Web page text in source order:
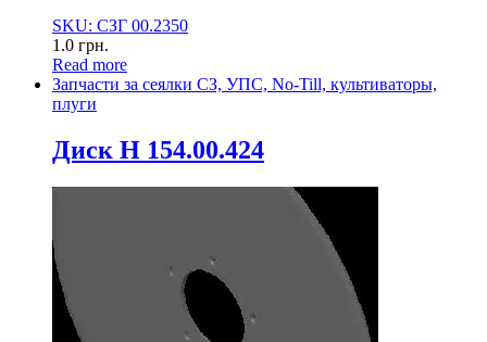
SKU: СЗГ 00.2350
1.0 грн.
Read more
Запчасти за сеялки СЗ, УПС, No-Till, культиваторы,
плуги
Диск Н 154.00.424